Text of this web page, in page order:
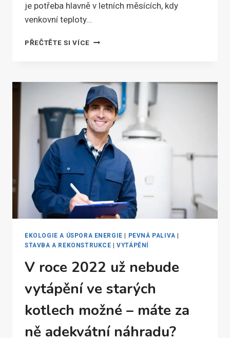
je potřeba hlavně v letních měsících, kdy
venkovní teploty…
PŘEČTĚTE SI VÍCESPLIT
ANEB
CHLAZENÍ
VÍCE
MÍSTNOSTÍ
EKOLOGIE A ÚSPORA ENERGIE PEVNÁ PALIVA
STAVBA A REKONSTRUKCE |VYTÁPĚNÍ
V roce 2022 už nebude
vytápění ve starých
kotlech možné – máte za
ně adekvátní náhradu?